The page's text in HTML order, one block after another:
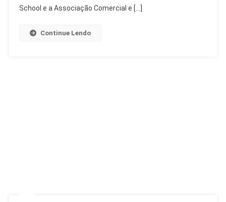
No
School e a Associação Comercial e […]
Continue Lendo